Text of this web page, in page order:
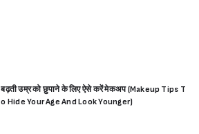
बढ़ती उम्र को छुपाने के लिए ऐसे करें मेकअप (Makeup Tips T
o Hide Your Age And Look Younger)